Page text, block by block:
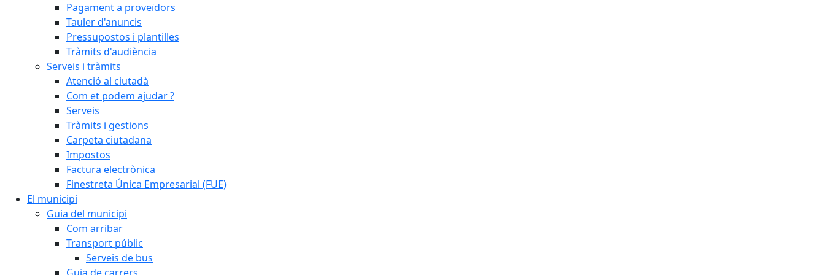
Pagament a proveïdors
Tauler d'anuncis
Pressupostos i plantilles
Tràmits d'audiència
Serveis i tràmits
Atenció al ciutadà
Com et podem ajudar ?
Serveis
Tràmits i gestions
Carpeta ciutadana
Impostos
Factura electrònica
Finestreta Única Empresarial (FUE)
El municipi
Guia del municipi
Com arribar
Transport públic
Serveis de bus